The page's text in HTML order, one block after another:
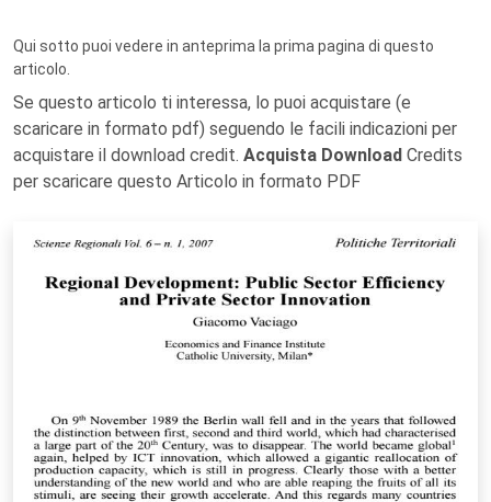
Qui sotto puoi vedere in anteprima la prima pagina di questo
articolo.
Se questo articolo ti interessa, lo puoi acquistare (e
scaricare in formato pdf) seguendo le facili indicazioni per
acquistare il download credit. Acquista Download Credits
per scaricare questo Articolo in formato PDF